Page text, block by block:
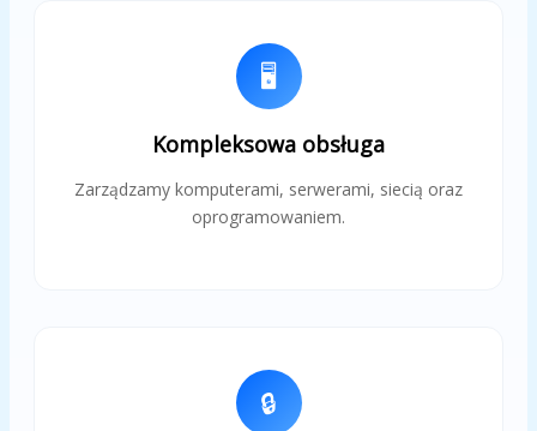
🖥️
Kompleksowa obsługa
Zarządzamy komputerami, serwerami, siecią oraz
oprogramowaniem.
🔒